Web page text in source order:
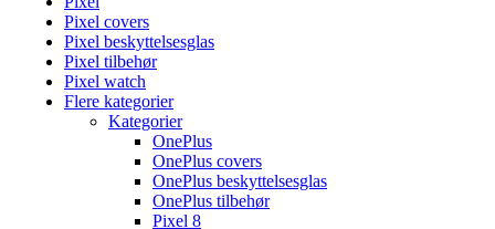
Pixel covers
Pixel beskyttelsesglas
Pixel tilbehør
Pixel watch
Flere kategorier
Kategorier
OnePlus
OnePlus covers
OnePlus beskyttelsesglas
OnePlus tilbehør
Pixel 8